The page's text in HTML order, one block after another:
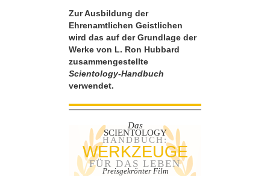
Zur Ausbildung der
Ehrenamtlichen Geistlichen
wird das auf der Grundlage der
Werke von L. Ron Hubbard
zusammengestellte
Scientology-Handbuch
verwendet.
Das
SCIENTOLOGY
HANDBUCH:
WERKZEUGE
FÜR DAS LEBEN
Preisgekrönter Film